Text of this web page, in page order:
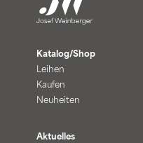
Katalog/Shop
Leihen
Kaufen
Neuheiten
Aktuelles